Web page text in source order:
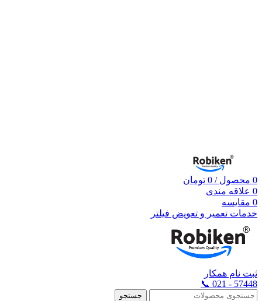
0 محصول /
0 تومان
0 علاقه مندی
0 مقایسه
خدمات تعمیر و تعویض فیلتر
ثبت نام همکار
57448 - 021 📞
جستجو